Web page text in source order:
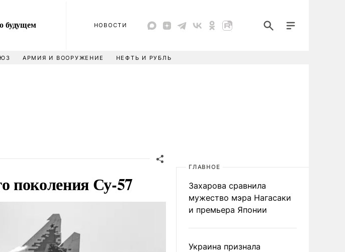
будущем
НОВОСТИ
АРМИЯ И ВООРУЖЕНИЕ НЕФТЬ И РУБЛЬ
поколения Су-57
ГЛАВНОЕ
Захарова сравнила
мужество мэра Нагасаки
и премьера Японии
Украина признала